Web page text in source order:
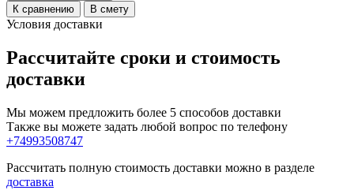
К сравнению
В смету
Условия доставки
Рассчитайте сроки и стоимость
доставки
Мы можем предложить более 5 способов доставки
Также вы можете задать любой вопрос по телефону
+74993508747
Рассчитать полную стоимость доставки можно в разделе
доставка